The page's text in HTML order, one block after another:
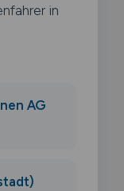
in
AG